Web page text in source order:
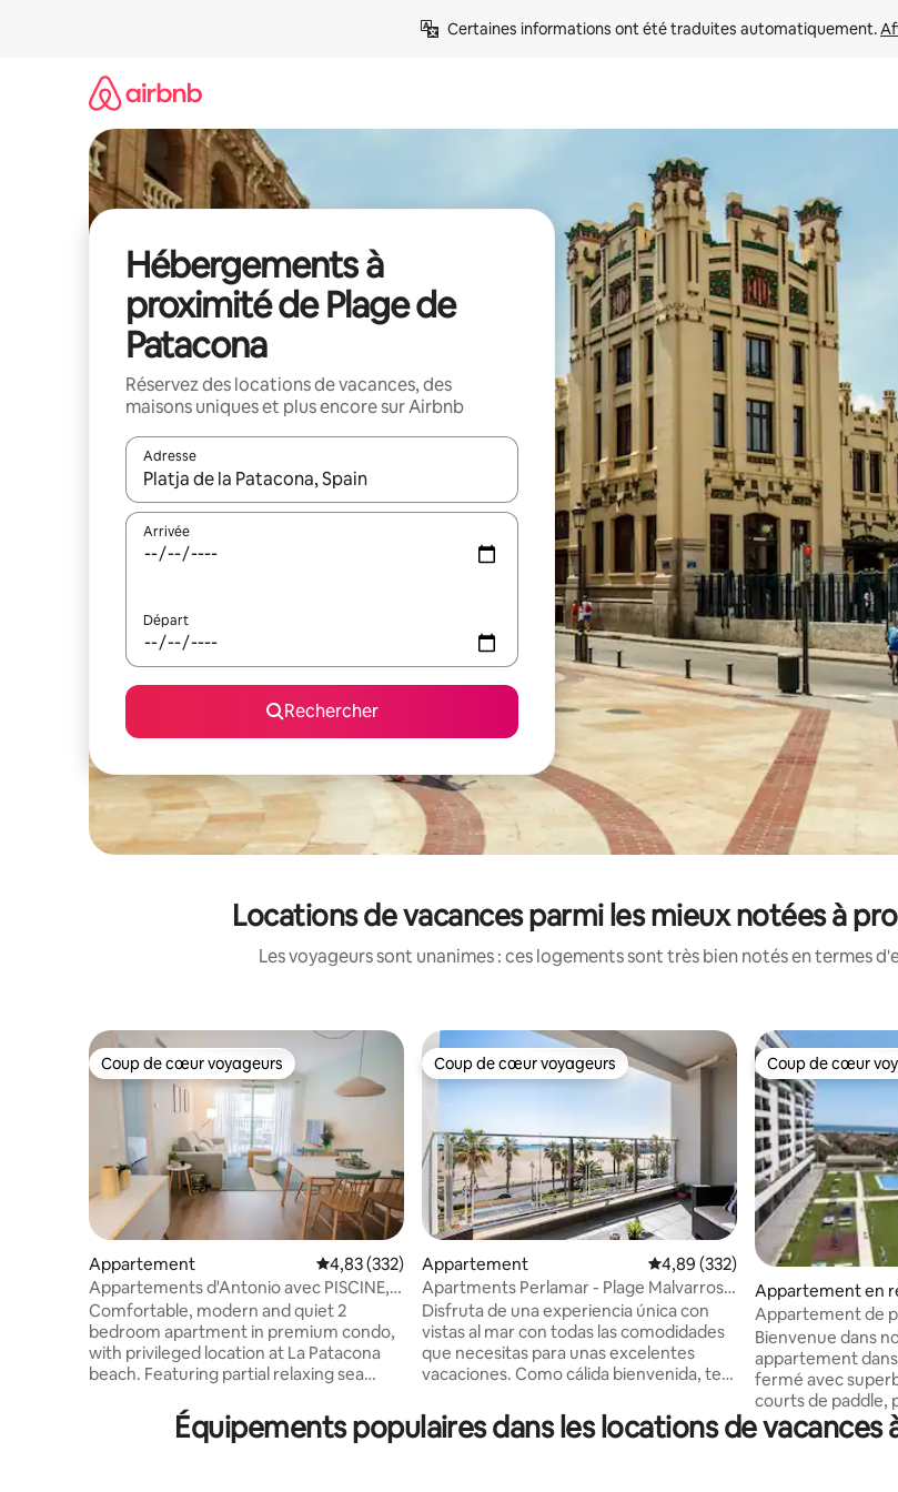
Certaines informations ont été traduites automatiquement.
Hébergements à
proximité de Plage de
Patacona
Réservez des locations de vacances, des
maisons uniques et plus encore sur Airbnb
Adresse
Lorsque les résultats s'affichent, utilisez les flèches vers le haut et vers le bas pour les parcourir ou en
Arrivée
Départ
Rechercher
Locations de vacances parmi les mieux notées à
Les voyageurs sont unanimes : ces logements sont très bien notés en termes
Coup de cœur voyageurs
Coup de cœur voyageurs
Appartement Évaluation moyenne sur la base de 332 commentaires : 4,83 sur 5
4,83 (332)
Appartements d'Antonio avec PISCINE,
appartement familial
Comfortable, modern and quiet 2
bedroom apartment in premium condo,
with privileged location at La Patacona
beach. Featuring partial relaxing sea
modern comforts: swimming pool,
elevator, air conditioning / heating,
Coup de cœur voyageurs
Coup de cœur voyageurs
Appartement Évaluation moyenne sur la base
4,89 (332)
Apartments Perlamar - Plage Malvarrosa,
Appart...
Disfruta de una experiencia única con
vistas al mar con todas las comodidades
que necesitas para unas excelentes
vacaciones. Como cálida bienvenida, te
para iniciar tu visita con un delicioso
detalle. Es el lugar perfecto para relajarte
Coup de cœur
Coup de cœur
Appartement en
Appartement de
piscine,
Bienvenue dans
appartement
fermé avec
courts de paddle,
et sécurité 24h/
mètres d'une
Équipements populaires dans les locations de